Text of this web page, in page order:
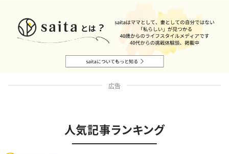
広告
人気記事ランキング